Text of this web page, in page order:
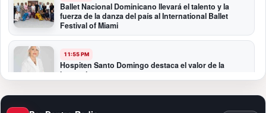
Ballet Nacional Dominicano llevará el talento y la
fuerza de la danza del país al International Ballet
Festival of Miami
11:55 PM
Hospiten Santo Domingo destaca el valor de la
lactancia materna